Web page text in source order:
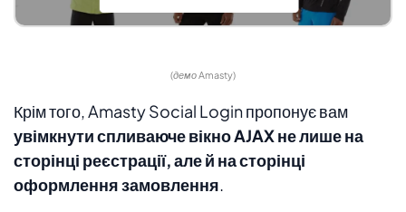
(демо Amasty)
Крім того, Amasty Social Login пропонує вам
увімкнути спливаюче вікно AJAX не лише на
сторінці реєстрації, але й на сторінці
оформлення замовлення.